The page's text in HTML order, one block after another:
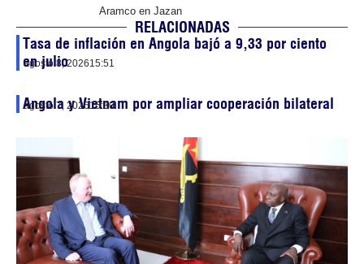
Aramco en Jazan
RELACIONADAS
Tasa de inflación en Angola bajó a 9,33 por ciento
en julio
agosto 8, 202615:51
Angola y Vietnam por ampliar cooperación bilateral
agosto 7, 202615:30